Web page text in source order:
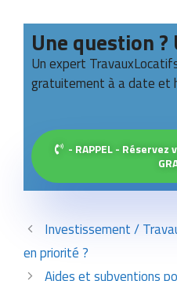
Une question ?
Un expert
gratuitement à a date et
- RAPPEL -
Investissement /
en priorité ?
Aides et subventions